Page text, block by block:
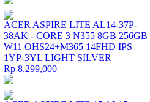
ACER ASPIRE LITE AL14-37P-
38AK - CORE 3 N355 8GB 256GB
W11 OHS24+M365 14FHD IPS
1YP-3YL LIGHT SILVER
Rp 8,299,000